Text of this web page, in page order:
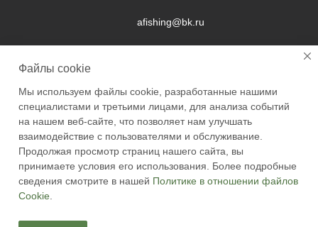
afishing@bk.ru
2026 © Academyfishing - продажа товаров для рыбалки по
Москве и России
Файлы cookie
Мы используем файлы cookie, разработанные нашими
специалистами и третьими лицами, для анализа событий
на нашем веб-сайте, что позволяет нам улучшать
взаимодействие с пользователями и обслуживание.
Продолжая просмотр страниц нашего сайта, вы
принимаете условия его использования. Более подробные
сведения смотрите в нашей Политике в отношении файлов
Cookie